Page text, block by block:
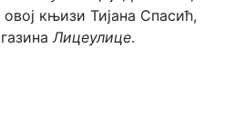
књизи Тијана Спасић,
Лицеулице.